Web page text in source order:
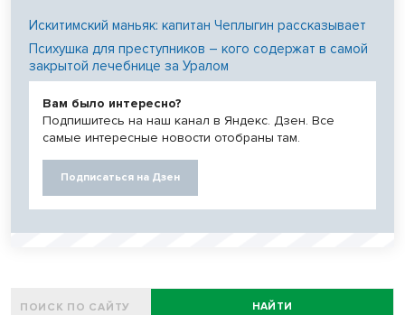
Искитимский маньяк: капитан Чеплыгин рассказывает
Психушка для преступников – кого содержат в самой
закрытой лечебнице за Уралом
Вам было интересно?
Подпишитесь на наш канал в Яндекс. Дзен. Все
самые интересные новости отобраны там.
Подписаться на Дзен
НАЙТИ